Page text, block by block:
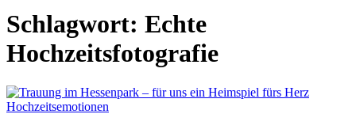
Schlagwort: Echte
Hochzeitsfotografie
Hochzeitsemotionen